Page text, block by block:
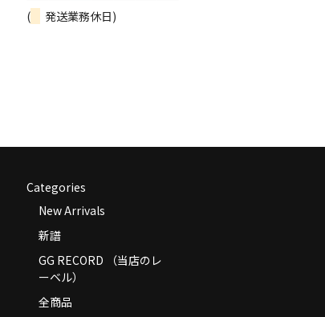
(
発送業務休日)
Categories
New Arrivals
新譜
GG RECORD （当店のレ
ーベル）
全商品